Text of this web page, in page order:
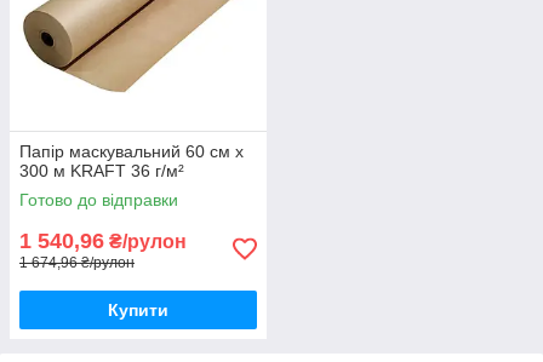
Папір маскувальний 60 см x
300 м KRAFT 36 г/м²
Готово до відправки
1 540,96 ₴/рулон
1 674,96 ₴/рулон
Купити